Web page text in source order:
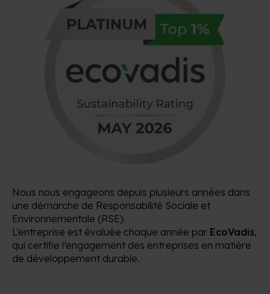
Nous nous engageons depuis plusieurs années dans
une démarche de Responsabilité Sociale et
Environnementale (RSE).
L’entreprise est évaluée chaque année par EcoVadis,
qui certifie l’engagement des entreprises en matière
de développement durable.